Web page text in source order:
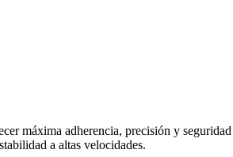
máxima adherencia, precisión y
a altas velocidades.